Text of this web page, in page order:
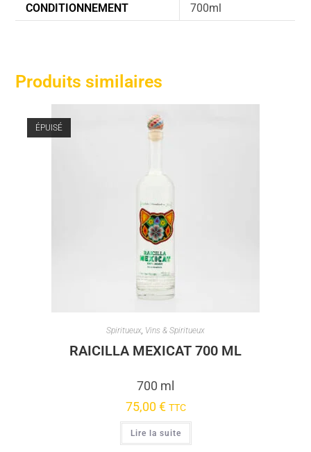
CONDITIONNEMENT
700ml
Produits similaires
ÉPUISÉ
Spiritueux, Vins & Spiritueux
RAICILLA MEXICAT 700 ML
700 ml
75,00€ TTC
Lire la suite